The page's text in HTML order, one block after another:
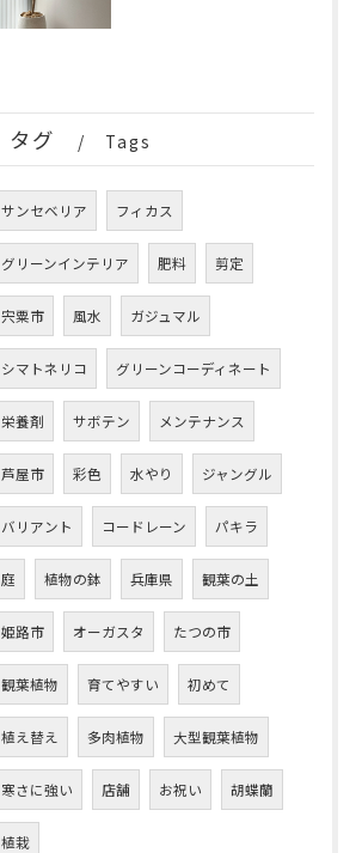
タグ Tags
サンセベリア フィカス
グリーンインテリア 肥料 剪定
宍粟市 風水 ガジュマル
シマトネリコ グリーンコーディネート
栄養剤 サボテン メンテナンス
芦屋市 彩色 水やり ジャングル
バリアント コードレーン パキラ
庭 植物の鉢 兵庫県 観葉の土
姫路市 オーガスタ たつの市
観葉植物 育てやすい 初めて
植え替え 多肉植物 大型観葉植物
寒さに強い 店舗 お祝い 胡蝶蘭
植栽